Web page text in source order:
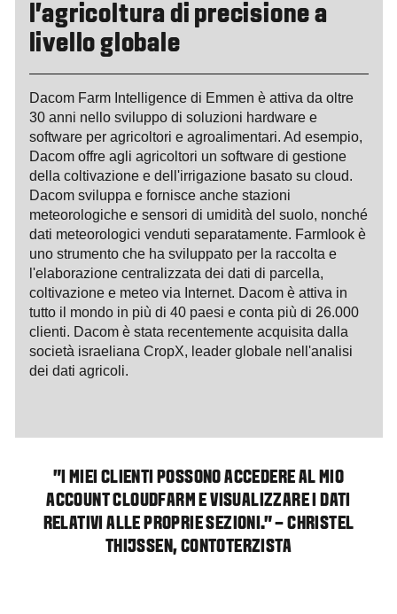
l'agricoltura di precisione a
livello globale
Dacom Farm Intelligence di Emmen è attiva da oltre
30 anni nello sviluppo di soluzioni hardware e
software per agricoltori e agroalimentari. Ad esempio,
Dacom offre agli agricoltori un software di gestione
della coltivazione e dell'irrigazione basato su cloud.
Dacom sviluppa e fornisce anche stazioni
meteorologiche e sensori di umidità del suolo, nonché
dati meteorologici venduti separatamente. Farmlook è
uno strumento che ha sviluppato per la raccolta e
l'elaborazione centralizzata dei dati di parcella,
coltivazione e meteo via Internet. Dacom è attiva in
tutto il mondo in più di 40 paesi e conta più di 26.000
clienti. Dacom è stata recentemente acquisita dalla
società israeliana CropX, leader globale nell'analisi
dei dati agricoli.
"I MIEI CLIENTI POSSONO ACCEDERE AL MIO
ACCOUNT CLOUDFARM E VISUALIZZARE I DATI
RELATIVI ALLE PROPRIE SEZIONI." – CHRISTEL
THIJSSEN, CONTOTERZISTA